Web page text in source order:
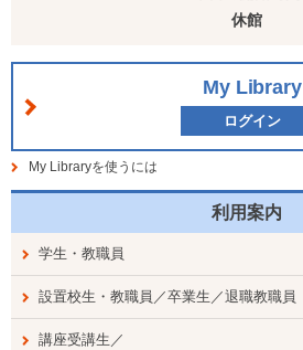
休館
My Library
ログイン
My Libraryを使うには
利用案内
学生・教職員
設置校生・教職員／卒業生／退職教職員
講座受講生／